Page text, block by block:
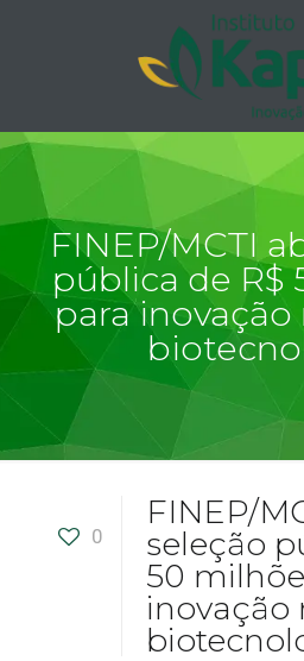
FINEP/MCTI
pública de R$
para inovação
0
FINEP/
seleção
50
inovação